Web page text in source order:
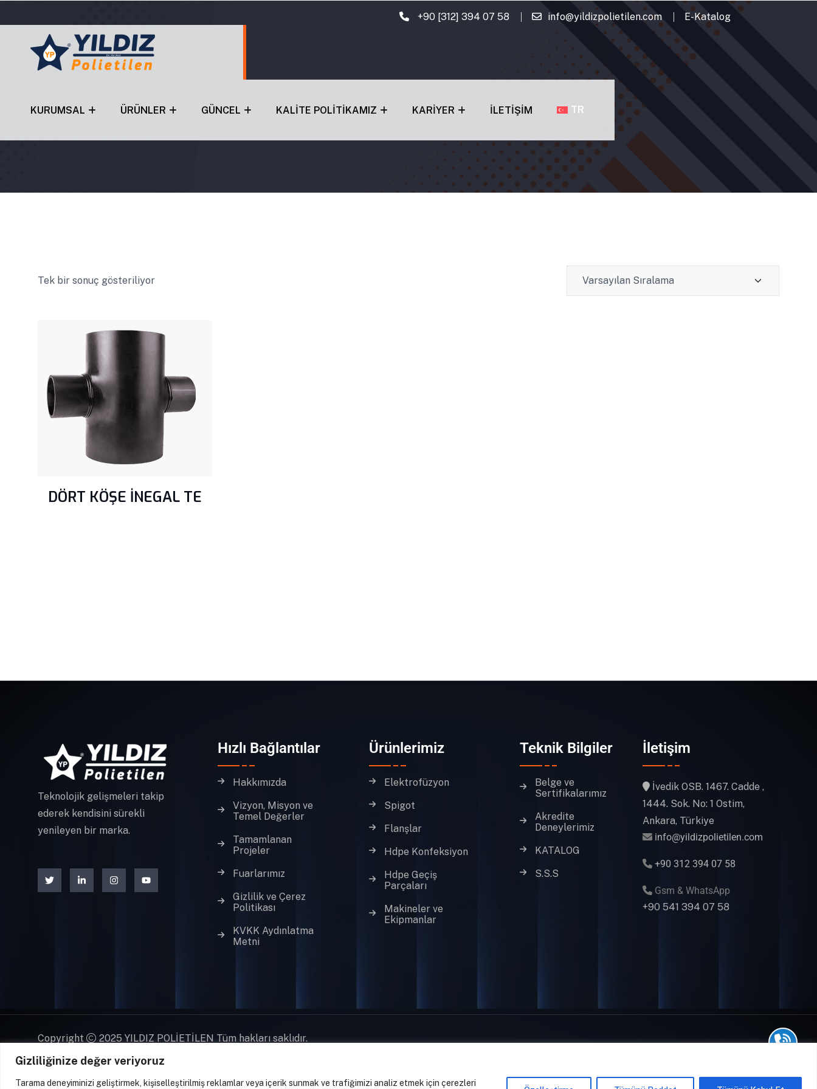
Gizliliğinize değer veriyoruz
Tarama deneyiminizi geliştirmek, kişiselleştirilmiş reklamlar veya içerik sunmak ve trafiğimizi analiz etmek için çerezleri
+90 [312] 394 07 58 info@yildizpolietilen.com E-Katalog
KURUMSAL ÜRÜNLER GÜNCEL KALITE POLITIKAMIZ KARIYER İLETIŞIM TR
Tek bir sonuç gösteriliyor
DÖRT KÖŞE İNEGAL TE
Teknolojik gelişmeleri takip
ederek kendisini sürekli
yenileyen bir marka.
Hızlı Bağlantılar
Hakkımızda
Vizyon, Misyon ve
Temel Değerler
Tamamlanan
Projeler
Fuarlarımız
Gizlilik ve Çerez
Politikası
KVKK Aydınlatma
Metni
Ürünlerimiz
Elektrofüzyon
Spigot
Flanşlar
Hdpe Konfeksiyon
Hdpe Geçiş
Parçaları
Makineler ve
Ekipmanlar
Teknik Bilgiler
Belge ve
Sertifikalarımız
Akredite
Deneylerimiz
KATALOG
S.S.S
İletişim
İvedik OSB. 1467. Cadde ,
1444. Sok. No: 1 Ostim,
Ankara, Türkiye
info@yildizpolietilen.com
+90 312 394 07 58
Gsm & WhatsApp
+90 541 394 07 58
Copyright 2025 YILDIZ POLİETİLEN Tüm hakları saklıdır.